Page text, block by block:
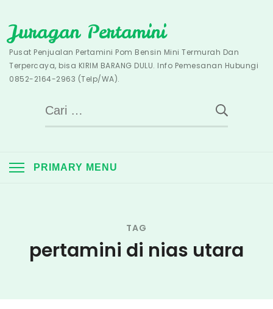
to
content
Juragan Pertamini
Pusat Penjualan Pertamini Pom Bensin Mini Termurah Dan
Terpercaya, bisa KIRIM BARANG DULU. Info Pemesanan Hubungi
0852-2164-2963 (Telp/WA).
Cari
untuk:
PRIMARY MENU
TAG
pertamini di nias utara